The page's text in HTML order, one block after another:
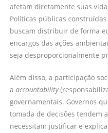
afetam diretamente suas
Políticas públicas
buscam distribuir de forma
encargos das ações
seja desproporcionalmente
Além disso, a participação
a accountability
governamentais. Governos
tomada de decisões tendem
necessitam justificar e